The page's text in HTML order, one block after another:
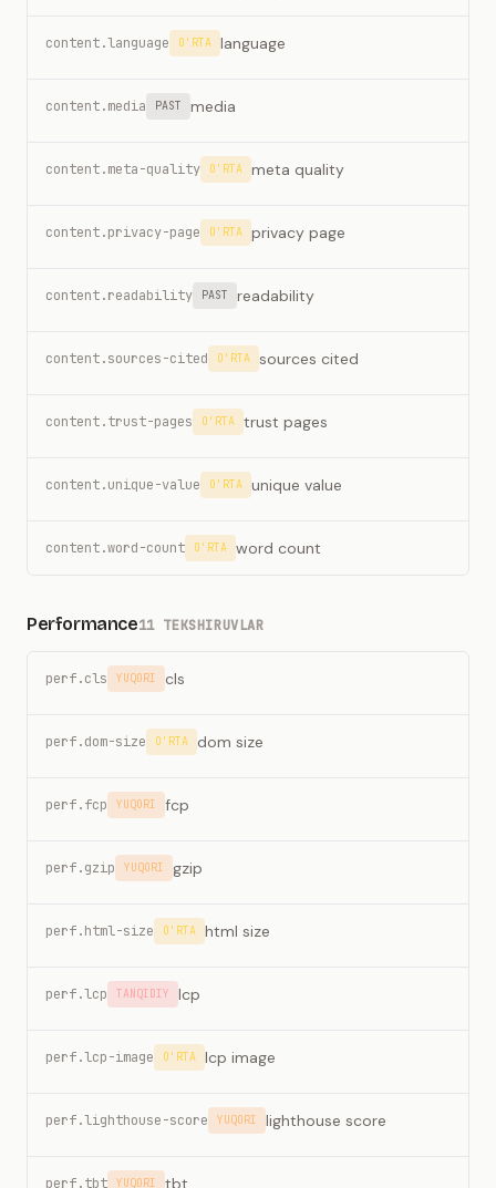
content.language O'RTA language
content.media PAST media
content.meta-quality O'RTA meta quality
content.privacy-page O'RTA privacy page
content.readability PAST readability
content.sources-cited O'RTA sources cited
content.trust-pages O'RTA trust pages
content.unique-value O'RTA unique value
content.word-count O'RTA word count
Performance11 TEKSHIRUVLAR
perf.cls YUQORI cls
perf.dom-size O'RTA dom size
perf.fcp YUQORI fcp
perf.gzip YUQORI gzip
perf.html-size O'RTA html size
perf.lcp TANQIDIY lcp
perf.lcp-image O'RTA lcp image
perf.lighthouse-score YUQORI lighthouse score
perf.tbt YUQORI tbt